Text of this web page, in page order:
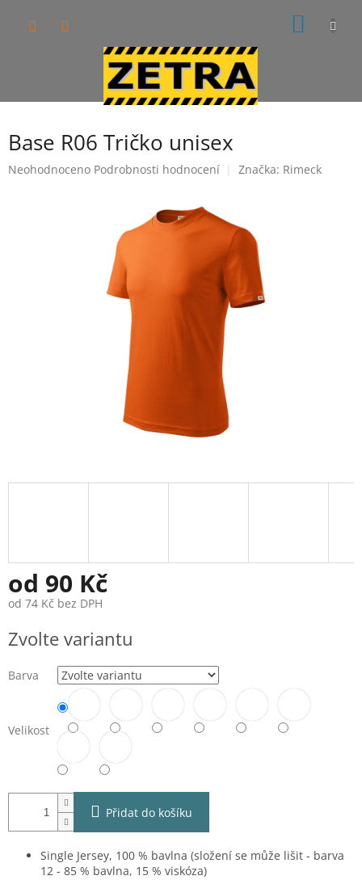
Base R06 Tričko unisex
Průměrné
Neohodnoceno Podrobnosti hodnocení Značka: Rimeck
od 90 Kč
od 74 Kč bez DPH
cena:
Zvolte variantu
Barva
Velikost
Přidat do košíku
Single Jersey, 100 % bavlna (složení se může lišit - barva
12 - 85 % bavlna, 15 % viskóza)